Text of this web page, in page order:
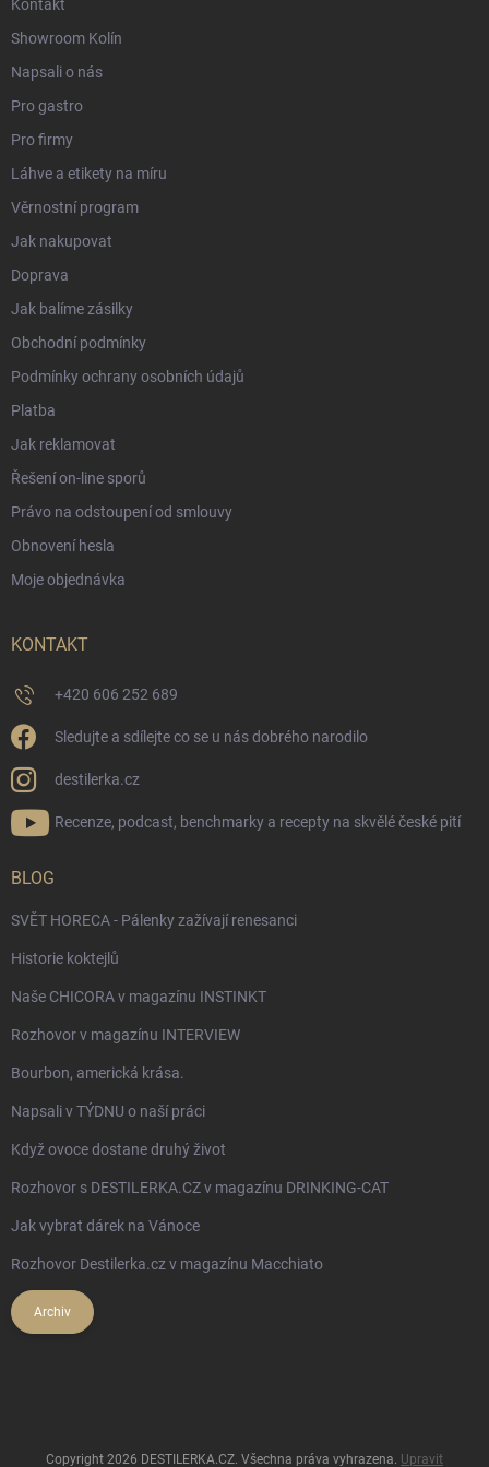
Kontakt
Showroom Kolín
Napsali o nás
Pro gastro
Pro firmy
Láhve a etikety na míru
Věrnostní program
Jak nakupovat
Doprava
Jak balíme zásilky
Obchodní podmínky
Podmínky ochrany osobních údajů
Platba
Jak reklamovat
Řešení on-line sporů
Právo na odstoupení od smlouvy
Obnovení hesla
Moje objednávka
KONTAKT
+420 606 252 689
Sledujte a sdílejte co se u nás dobrého narodilo
destilerka.cz
Recenze, podcast, benchmarky a recepty na skvělé české pití
BLOG
SVĚT HORECA - Pálenky zažívají renesanci
Historie koktejlů
Naše CHICORA v magazínu INSTINKT
Rozhovor v magazínu INTERVIEW
Bourbon, americká krása.
Napsali v TÝDNU o naší práci
Když ovoce dostane druhý život
Rozhovor s DESTILERKA.CZ v magazínu DRINKING-CAT
Jak vybrat dárek na Vánoce
Rozhovor Destilerka.cz v magazínu Macchiato
Archiv
Copyright 2026 DESTILERKA.CZ. Všechna práva vyhrazena. Upravit